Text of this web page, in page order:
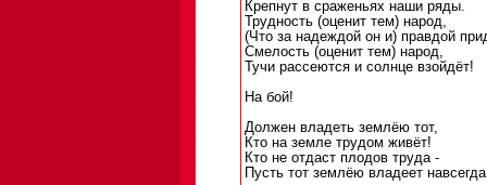
Крепнут в сраженьях наши ряды.
Трудность (оценит тем) народ,
(Что за надеждой он и) правдой
Смелость (оценит тем) народ,
Тучи рассеются и солнце взойдёт!
На бой!
Должен владеть землёю тот,
Кто на земле трудом живёт!
Кто не отдаст плодов труда -
Пусть тот землёю владеет